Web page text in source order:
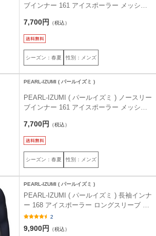
ブインナー 161 アイスポーラー メッシュ
7,700円 （税込）
シーズン：春夏 性別：メンズ
PEARL-IZUMI ( パールイズミ )
PEARL-IZUMI ( パールイズミ ) ノースリー
ブインナー 161 アイスポーラー メッシュ
7,700円 （税込）
シーズン：春夏 性別：メンズ
PEARL-IZUMI ( パールイズミ )
PEARL-IZUMI ( パールイズミ ) 長袖インナ
ー 168 アイスポーラー ロングスリーブ ブ
ラック S
2
9,900円 （税込）